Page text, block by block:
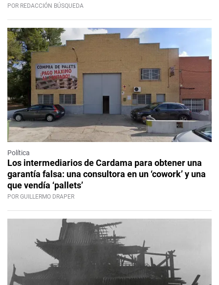
POR REDACCIÓN BÚSQUEDA
Política
Los intermediarios de Cardama para obtener una
garantía falsa: una consultora en un ‘cowork’ y una
que vendía ‘pallets’
POR GUILLERMO DRAPER